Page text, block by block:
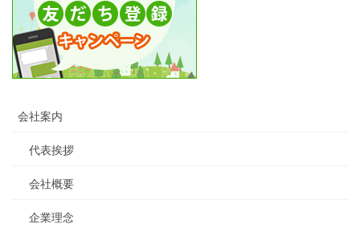
会社案内
代表挨拶
会社概要
企業理念